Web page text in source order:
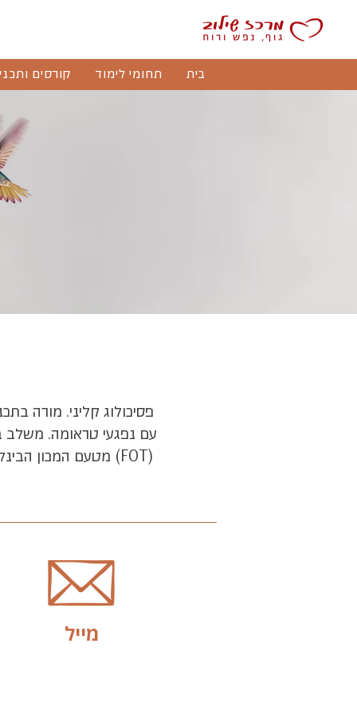
בית תחומי לימוד קורסים
פסיכולוג קליני. מורה
עם נפגעי טראומה. משלב
מייל